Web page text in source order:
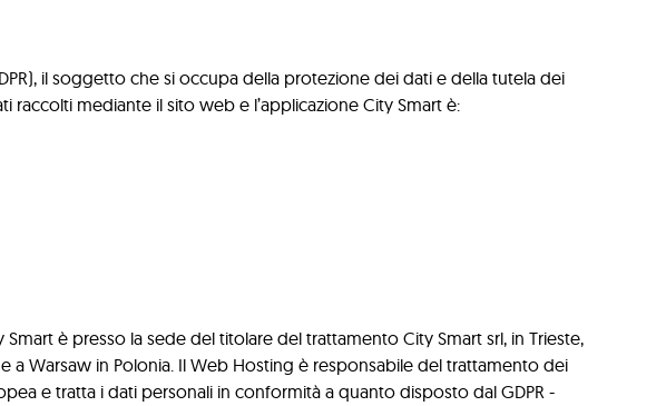
il soggetto che si occupa della protezione dei dati e della tutela dei
mediante il sito web e l’applicazione City Smart è:
è presso la sede del titolare del trattamento City Smart srl, in Trieste,
a Warsaw in Polonia. Il Web Hosting è responsabile del trattamento dei
e tratta i dati personali in conformità a quanto disposto dal GDPR -